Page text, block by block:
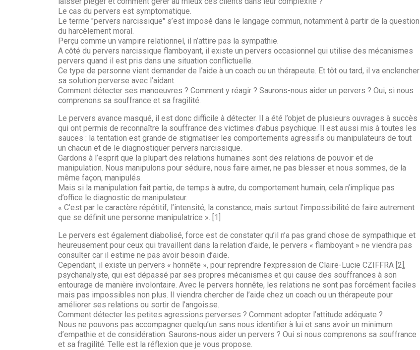
Le cas du pervers est symptomatique.
Le terme "pervers narcissique" s’est imposé dans le langage commun, notamment à partir de la question
du harcèlement moral.
Perçu comme un vampire relationnel, il n’attire pas la sympathie.
A côté du pervers narcissique flamboyant, il existe un pervers occasionnel qui utilise des mécanismes
pervers quand il est pris dans une situation conflictuelle.
Ce type de personne vient demander de l’aide à un coach ou un thérapeute. Et tôt ou tard, il va enclencher
sa solution perverse avec l’aidant.
Comment détecter ses manoeuvres ? Comment y réagir ? Saurons-nous aider un pervers ? Oui, si nous
comprenons sa souffrance et sa fragilité.
Le pervers avance masqué, il est donc difficile à détecter. Il a été l’objet de plusieurs ouvrages à succès
qui ont permis de reconnaître la souffrance des victimes d’abus psychique. Il est aussi mis à toutes les
sauces : la tentation est grande de stigmatiser les comportements agressifs ou manipulateurs de tout
un chacun et de le diagnostiquer pervers narcissique.
Gardons à l’esprit que la plupart des relations humaines sont des relations de pouvoir et de
manipulation. Nous manipulons pour séduire, nous faire aimer, ne pas blesser et nous sommes, de la
même façon, manipulés.
Mais si la manipulation fait partie, de temps à autre, du comportement humain, cela n’implique pas
d’office le diagnostic de manipulateur.
« C’est par le caractère répétitif, l’intensité, la constance, mais surtout l’impossibilité de faire autrement
que se définit une personne manipulatrice ». [1]
Le pervers est également diabolisé, force est de constater qu’il n’a pas grand chose de sympathique et
heureusement pour ceux qui travaillent dans la relation d’aide, le pervers « flamboyant » ne viendra pas
consulter car il estime ne pas avoir besoin d’aide.
Cependant, il existe un pervers « honnête », pour reprendre l’expression de Claire-Lucie CZIFFRA [2],
psychanalyste, qui est dépassé par ses propres mécanismes et qui cause des souffrances à son
entourage de manière involontaire. Avec le pervers honnête, les relations ne sont pas forcément faciles
mais pas impossibles non plus. Il viendra chercher de l’aide chez un coach ou un thérapeute pour
améliorer ses relations ou sortir de l’angoisse.
Comment détecter les petites agressions perverses ? Comment adopter l’attitude adéquate ?
Nous ne pouvons pas accompagner quelqu’un sans nous identifier à lui et sans avoir un minimum
d’empathie et de considération. Saurons-nous aider un pervers ? Oui si nous comprenons sa souffrance
et sa fragilité. Telle est la réflexion que je vous propose.